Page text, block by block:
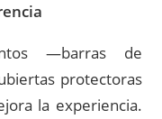
—barras de
protectoras
la experiencia.